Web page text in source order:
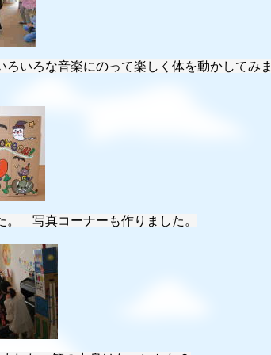
いろな音楽にのって楽しく体を動かしてみま
。 写真コーナーも作りました。